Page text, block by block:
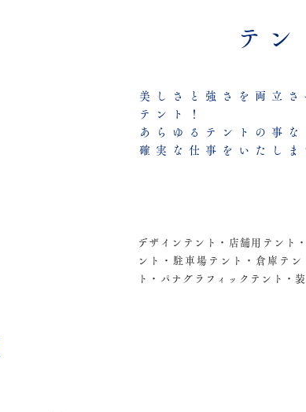
美しさと強さを両立
テント！
あらゆるテントの事
確実な仕事をいたし
テン
デザインテント・店舗用テント
ント・駐車場テント・倉庫テ
ト・パナグラフィックテント・